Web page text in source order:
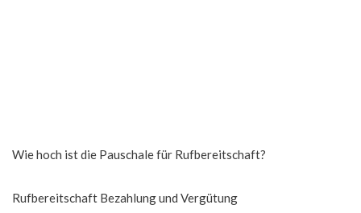
Wie hoch ist die Pauschale für Rufbereitschaft?
Rufbereitschaft Bezahlung und Vergütung